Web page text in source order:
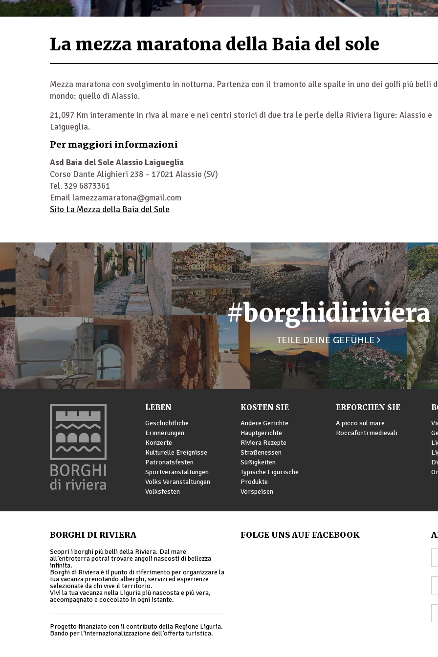
La mezza maratona della Baia del sole
Mezza maratona con svolgimento in notturna. Partenza con il tramonto alle spalle in uno dei golfi più belli
mondo: quello di Alassio.
21,097 Km interamente in riva al mare e nei centri storici di due tra le perle della Riviera ligure: Alassio e
Laigueglia.
Per maggiori informazioni
Asd Baia del Sole Alassio Laigueglia
Corso Dante Alighieri 238 – 17021 Alassio (SV)
Tel. 329 6873361
Email lamezzamaratona@gmail.com
Sito La Mezza della Baia del Sole
#borghidiriviera
TEILE DEINE GEFÜHLE
LEBEN
Geschichtliche
Erinnerungen
Konzerte
Kulturelle Ereignisse
Patronatsfesten
Sportveranstaltungen
Volks Veranstaltungen
Volksfesten
KOSTEN SIE
Andere Gerichte
Hauptgerichte
Riviera Rezepte
Straßenessen
Süßigkeiten
Typische Ligurische
Produkte
Vorspeisen
ERFORCHEN SIE
A picco sul mare
Roccaforti medievali
BORGHI DI RIVIERA
Scopri i borghi più belli della Riviera. Dal mare
all’entroterra potrai trovare angoli nascosti di bellezza
infinita.
Borghi di Riviera è il punto di riferimento per organizzare la
tua vacanza prenotando alberghi, servizi ed esperienze
selezionate da chi vive il territorio.
Vivi la tua vacanza nella Liguria più nascosta e più vera,
accompagnato e coccolato in ogni istante.
Progetto finanziato con il contributo della Regione Liguria.
Bando per l’internazionalizzazione dell’offerta turistica.
FOLGE UNS AUF FACEBOOK